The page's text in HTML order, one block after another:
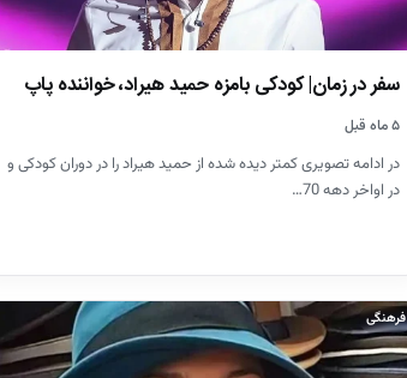
سفر در زمان| کودکی بامزه حمید هیراد، خواننده پاپ
۵ ماه قبل
در ادامه تصویری کمتر دیده شده از حمید هیراد را در دوران کودکی و
در اواخر دهه 70…
فرهنگی